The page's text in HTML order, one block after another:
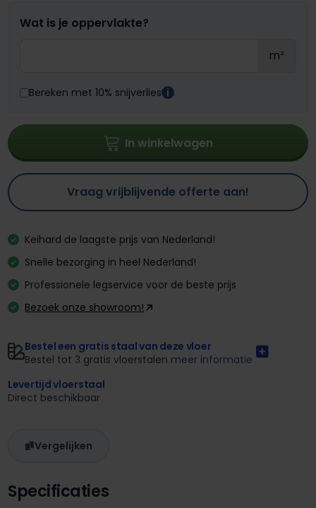
Specificaties
Wat is je oppervlakte?
m²
Bereken met 10% snijverlies i
In winkelwagen
Vraag vrijblijvende offerte aan!
Keihard de laagste prijs van Nederland!
Snelle bezorging in heel Nederland!
Professionele legservice voor de beste prijs
Bezoek onze showroom!
Bestel een gratis staal van deze vloer
Bestel tot 3 gratis vloerstalen meer informatie
Levertijd vloerstaal
Direct beschikbaar
Vergelijken